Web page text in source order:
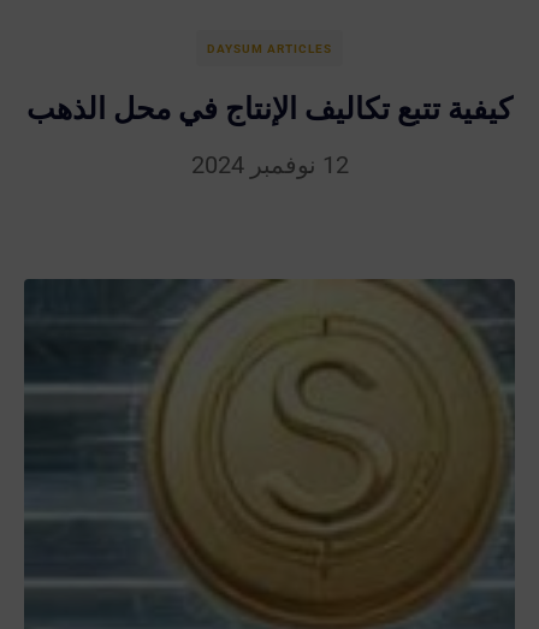
DAYSUM ARTICLES
كيفية تتبع تكاليف الإنتاج في محل الذهب
12 نوفمبر 2024